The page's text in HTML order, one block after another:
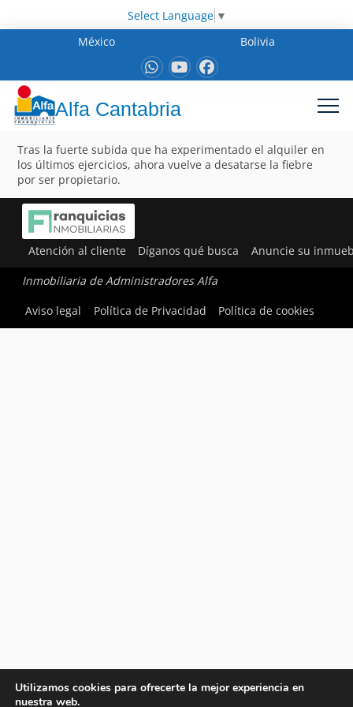
Select Language ▼
México
Bolivia
Alfa Cantabria
Tras la fuerte subida que ha experimentado el alquiler en
los últimos ejercicios, ahora vuelve a desatarse la fiebre
por ser propietario.
Atención al cliente Díganos qué busca Anuncie su
Inmobiliaria de Administradores Alfa
Aviso legal
Política de Privacidad Política de cookies
Utilizamos cookies para ofrecerte la mejor experiencia en
nuestra web.